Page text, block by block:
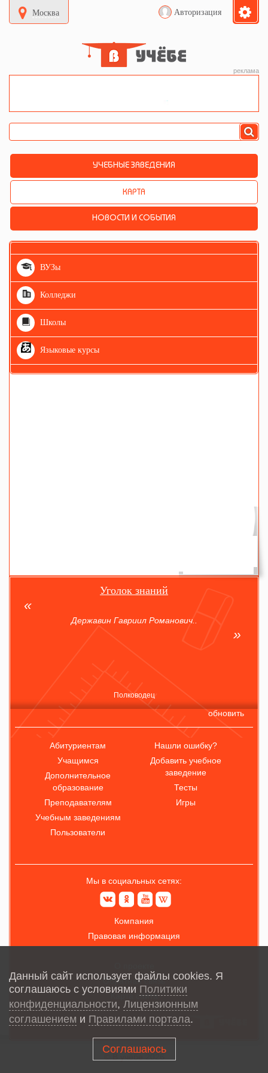
Москва Авторизация
реклама
УЧЕБНЫЕ ЗАВЕДЕНИЯ
КАРТА
НОВОСТИ И СОБЫТИЯ
ВУЗы
Колледжи
Школы
Языковые курсы
Уголок знаний
Державин Гавриил Романович..
Полководец
обновить
Абитуриентам
Учащимся
Дополнительное
образование
Преподавателям
Учебным заведениям
Пользователи
Нашли ошибку?
Добавить учебное
заведение
Тесты
Игры
Мы в социальных сетях:
Компания
Правовая информация
Обратная связь
Карта сайта
Данный сайт использует файлы cookies. Я
соглашаюсь с условиями Политики
конфиденциальности, Лицензионным
соглашением и Правилами портала.
Соглашаюсь